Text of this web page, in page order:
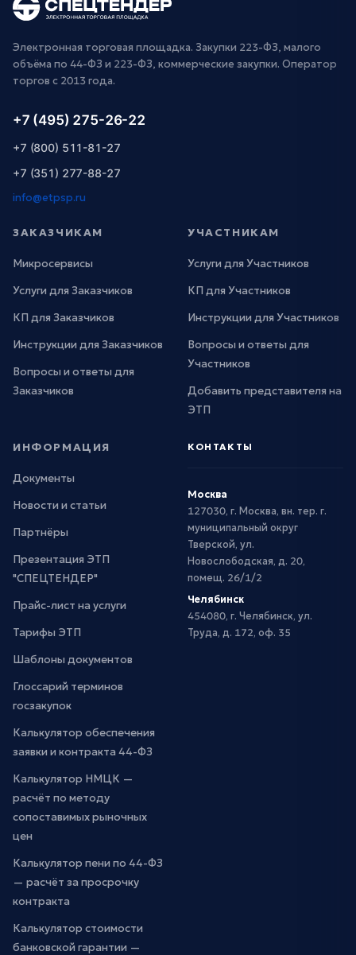
Электронная торговая площадка. Закупки 223-ФЗ, малого
объёма по 44-ФЗ и 223-ФЗ, коммерческие закупки. Оператор
торгов с 2013 года.
+7 (495) 275-26-22
+7 (800) 511-81-27
+7 (351) 277-88-27
info@etpsp.ru
ЗАКАЗЧИКАМ
Микросервисы
Услуги для Заказчиков
КП для Заказчиков
Инструкции для Заказчиков
Вопросы и ответы для
Заказчиков
УЧАСТНИКАМ
Услуги для Участников
КП для Участников
Инструкции для Участников
Вопросы и ответы для
Участников
Добавить представителя на
ЭТП
ИНФОРМАЦИЯ
Документы
Новости и статьи
Партнёры
Презентация ЭТП
"СПЕЦТЕНДЕР"
Прайс-лист на услуги
Тарифы ЭТП
Шаблоны документов
Глоссарий терминов
госзакупок
Калькулятор обеспечения
заявки и контракта 44-ФЗ
Калькулятор НМЦК —
расчёт по методу
сопоставимых рыночных
цен
Калькулятор пени по 44-ФЗ
— расчёт за просрочку
контракта
Калькулятор стоимости
банковской гарантии —
КОНТАКТЫ
Москва
127030, г. Москва, вн. тер. г.
муниципальный округ
Тверской, ул.
Новослободская, д. 20,
помещ. 26/1/2
Челябинск
454080, г. Челябинск, ул.
Труда, д. 172, оф. 35